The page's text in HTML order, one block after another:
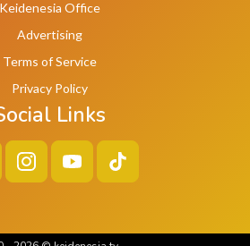
Keidenesia Office
Advertising
Terms of Service
Privacy Policy
Links